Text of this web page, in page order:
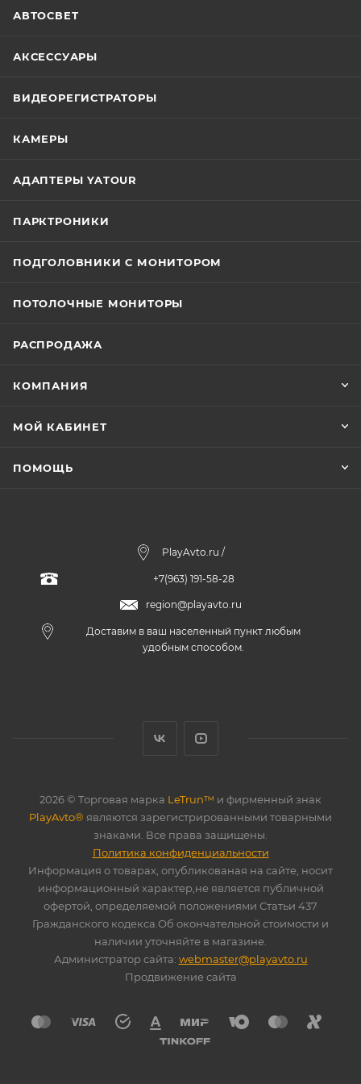
АВТОСВЕТ
АКСЕССУАРЫ
ВИДЕОРЕГИСТРАТОРЫ
КАМЕРЫ
АДАПТЕРЫ YATOUR
ПАРКТРОНИКИ
ПОДГОЛОВНИКИ С МОНИТОРОМ
ПОТОЛОЧНЫЕ МОНИТОРЫ
РАСПРОДАЖА
КОМПАНИЯ
МОЙ КАБИНЕТ
ПОМОЩЬ
PlayAvto.ru /
+7(963) 191-58-28
region@playavto.ru
Доставим в ваш населенный пункт любым
удобным способом.
2026 © Торговая марка LeTrun™ и фирменный знак
PlayAvto® являются зарегистрированными товарными
знаками. Все права защищены.
Политика конфиденциальности
Информация о товарах, опубликованая на сайте, носит
информационный характер,не является публичной
офертой, определяемой положениями Статьи 437
Гражданского кодекса.Об окончательной стоимости и
наличии уточняйте в магазине.
Администратор сайта: webmaster@playavto.ru
Продвижение сайта